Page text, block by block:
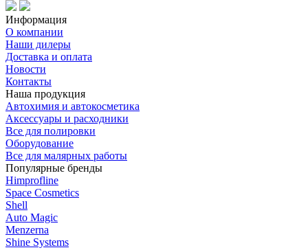
Информация
О компании
Наши дилеры
Доставка и оплата
Новости
Контакты
Наша продукция
Автохимия и автокосметика
Аксессуары и расходники
Все для полировки
Оборудование
Все для малярных работы
Популярные бренды
Himprofline
Space Cosmetics
Shell
Auto Magic
Menzerna
Shine Systems